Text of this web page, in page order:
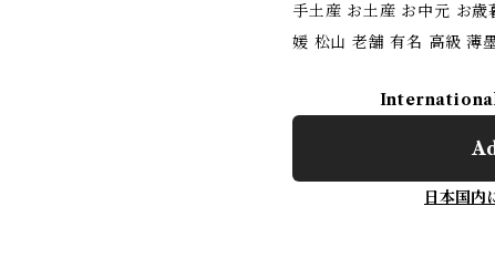
手土産 お土産 お中元 お
媛 松山 老舗 有名 高級 薄
日本国内